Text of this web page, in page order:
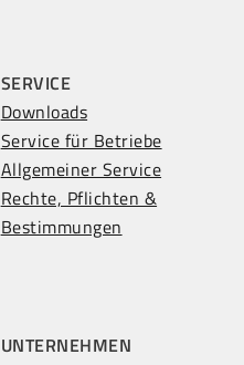
SERVICE
Downloads
Service für Betriebe
Allgemeiner Service
Rechte, Pflichten &
Bestimmungen
UNTERNEHMEN